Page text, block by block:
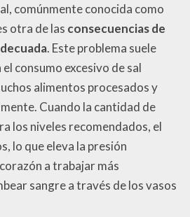
comúnmente conocida como
otra de las consecuencias de
. Este problema suele
consumo excesivo de sal
alimentos procesados y
Cuando la cantidad de
los niveles recomendados, el
lo que eleva la presión
a trabajar más
sangre a través de los vasos